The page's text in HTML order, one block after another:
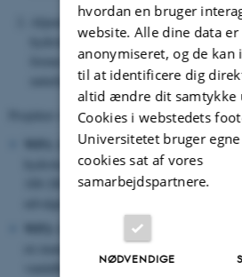
Afprøve og undersøge virkemidler til
hydrologi, vegetation og afledt
former for drift af arealerne
naturlig succession).
Projektet vil blive gennemført med en
Kortlægning og modellering af
hydrologi og vegetation vha terrænmodel,
100-200 ha termokortlægning), drænrør,
Evaluering af gennemførte
en manipulation af det hydrologiske
vandafledning) i kombination med ændret
hvordan en bruger
website. Alle dine data er
anonymiseret, og de kan
til at identificere dig
altid ændre dit samtykke
Cookies i webstedets
Universitetet bruger
cookies sat af vores
samarbejdspartnere.
NØDVENDIGE